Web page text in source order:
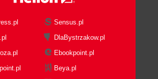
i kończenie pracy z Windows
czyli "helpy"
okienka
i zamykanie aplikacji w
Sensus.pl
DlaBystrzakow.pl
Ebookpoint.pl
Beya.pl